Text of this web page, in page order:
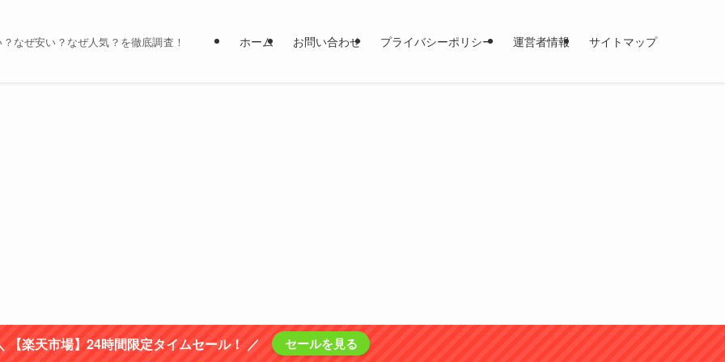
なぜ安い？なぜ人気？を徹底調査！ ホーム お問い合わせ プライバシーポリシー 運営者情報 サイトマップ
【楽天市場】24時間限定タイムセール！ ／ セールを見る